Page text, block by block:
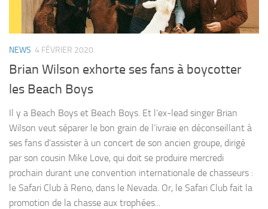
NEWS 4 FÉVRIER 2020
Brian Wilson exhorte ses fans à boycotter
les Beach Boys
Il y a Beach Boys et Beach Boys. Et l’ex-lead singer Brian
Wilson veut séparer le bon grain de l’ivraie en déconseillant à
ses fans d’assister à un concert de son ancien groupe, dirigé
par son cousin Mike Love, qui doit se produire mercredi
prochain durant une convention internationale de chasseurs :
le Safari Club à Reno, dans le Nevada. Or, le Safari Club fait la
promotion de la chasse aux trophées...